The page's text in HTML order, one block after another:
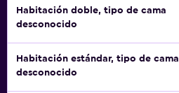
Habitación doble, tipo de cama
desconocido
Habitación estándar, tipo de cama
desconocido